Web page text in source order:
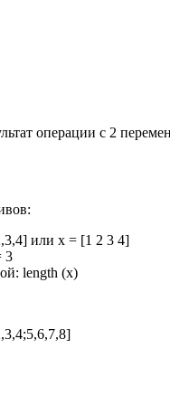
операции с 2
или x = [1 2 3 4]
3
length (x)